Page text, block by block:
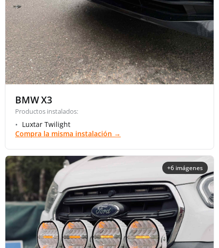
BMW X3
Productos instalados:
Luxtar Twilight
Compra la misma instalación →
+6 imágenes